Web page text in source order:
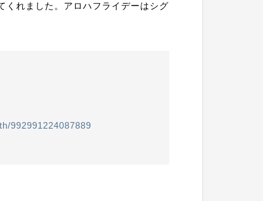
くれました。アロハフライデーはシグ
992991224087889